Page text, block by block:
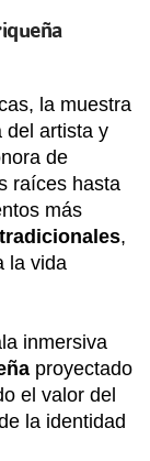
la muestra
del artista y
de
raíces hasta
más
,
la vida
inmersiva
proyectado
el valor del
la identidad